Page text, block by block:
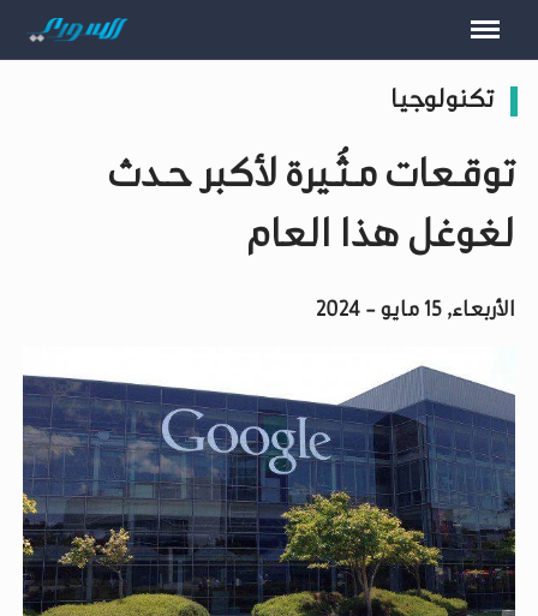
تكنولوجيا
توقـعات مـثُـيرة لأكبر حـدث
لغوغل هذا العام
الأربعاء, 15 مايو - 2024